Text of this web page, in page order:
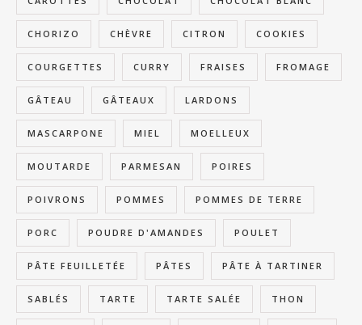
CHORIZO CHÈVRE CITRON COOKIES
COURGETTES CURRY FRAISES FROMAGE
GÂTEAU GÂTEAUX LARDONS
MASCARPONE MIEL MOELLEUX
MOUTARDE PARMESAN POIRES
POIVRONS POMMES POMMES DE TERRE
PORC POUDRE D'AMANDES POULET
PÂTE FEUILLETÉE PÂTES PÂTE À TARTINER
SABLÉS TARTE TARTE SALÉE THON